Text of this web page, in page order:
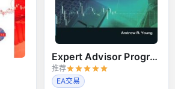
Expert Advisor Programming
推荐
EA交易